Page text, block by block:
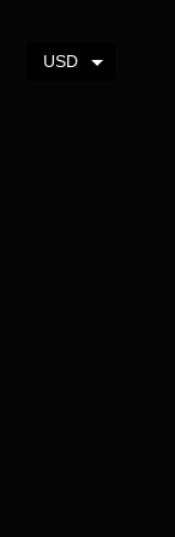
USD